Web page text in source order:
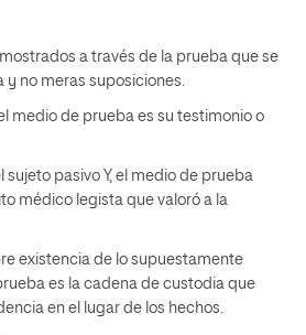
a través de la prueba que se
y no meras suposiciones.
medio de prueba es su testimonio o
sujeto pasivo Y, el medio de prueba
médico legista que valoró a la
existencia de lo supuestamente
es la cadena de custodia que
en el lugar de los hechos.